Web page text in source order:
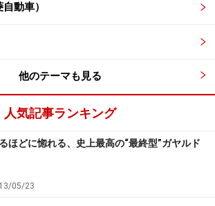
動車）
他のテーマも見る
人気記事ランキング
ほどに惚れる、史上最高の“最終型”ガヤルド
05/23